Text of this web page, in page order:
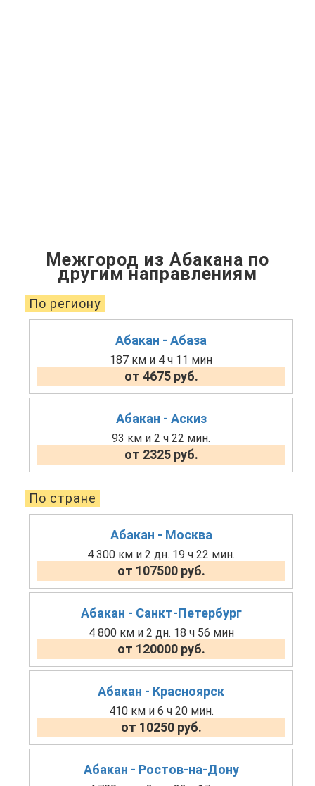
Межгород из Абакана по
другим направлениям
По региону
Абакан - Абаза
187 км и 4 ч 11 мин
от 4675 руб.
Абакан - Аскиз
93 км и 2 ч 22 мин.
от 2325 руб.
По стране
Абакан - Москва
4 300 км и 2 дн. 19 ч 22 мин.
от 107500 руб.
Абакан - Санкт-Петербург
4 800 км и 2 дн. 18 ч 56 мин
от 120000 руб.
Абакан - Красноярск
410 км и 6 ч 20 мин.
от 10250 руб.
Абакан - Ростов-на-Дону